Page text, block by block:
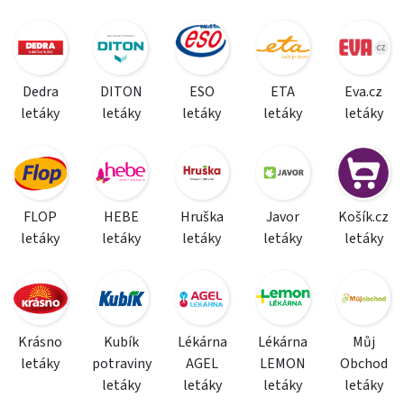
Dedra
letáky
DITON
letáky
ESO
letáky
ETA
letáky
Eva.cz
letáky
FLOP
letáky
HEBE
letáky
Hruška
letáky
Javor
letáky
Košík.cz
letáky
Krásno
letáky
Kubík
potraviny
letáky
Lékárna
AGEL
letáky
Lékárna
LEMON
letáky
Můj
Obchod
letáky